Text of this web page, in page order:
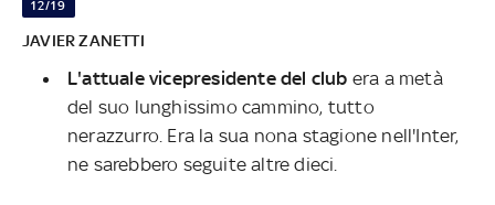
12/19
JAVIER ZANETTI
L'attuale vicepresidente del club era a metà
del suo lunghissimo cammino, tutto
nerazzurro. Era la sua nona stagione nell'Inter,
ne sarebbero seguite altre dieci.